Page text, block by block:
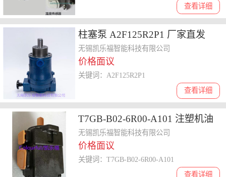
查看详细
柱塞泵 A2F125R2P1 厂家直发
无锡凯乐福智能科技有限公司
价格面议
查看详细
关键词：A2F125R2P1
T7GB-B02-6R00-A101 注塑机油
泵 质量好
无锡凯乐福智能科技有限公司
价格面议
查看详细
关键词：T7GB-B02-6R00-A101